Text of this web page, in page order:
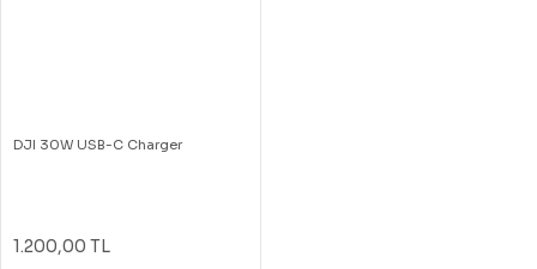
DJI 30W USB-C Charger
1.200,00 TL